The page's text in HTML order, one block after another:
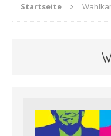
Startseite